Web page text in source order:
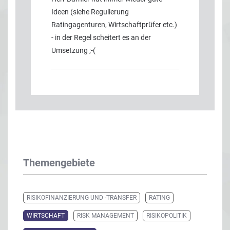
Ideen (siehe Regulierung
Ratingagenturen, Wirtschaftprüfer etc.)
- in der Regel scheitert es an der
Umsetzung ;-(
Themengebiete
RISIKOFINANZIERUNG UND -TRANSFER RATING
WIRTSCHAFT RISK MANAGEMENT RISIKOPOLITIK